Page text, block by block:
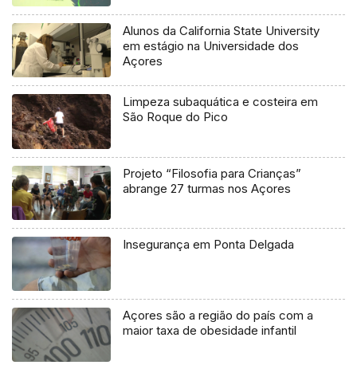
Alunos da California State University
em estágio na Universidade dos
Açores
Limpeza subaquática e costeira em
São Roque do Pico
Projeto “Filosofia para Crianças”
abrange 27 turmas nos Açores
Insegurança em Ponta Delgada
Açores são a região do país com a
maior taxa de obesidade infantil